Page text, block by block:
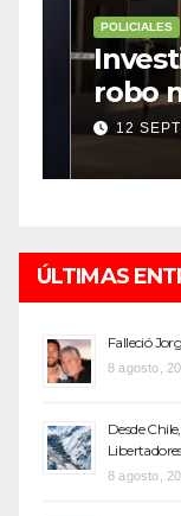
POLICIALES
robo
top de
12
ÚLTIMAS
Falleció
8 agosto,
Desde
8 agosto,